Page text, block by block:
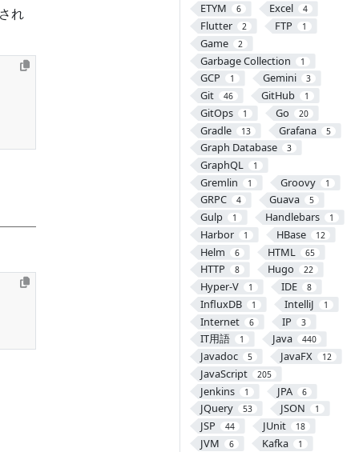
ETYM 6 Excel 4
Flutter 2 FTP 1
Game 2
Garbage Collection 1
GCP 1 Gemini 3
Git 46 GitHub 1
GitOps 1 Go 20
Gradle 13 Grafana 5
Graph Database 3
GraphQL 1
Gremlin 1 Groovy 1
GRPC 4 Guava 5
Gulp 1 Handlebars 1
Harbor 1 HBase 12
Helm 6 HTML 65
HTTP 8 Hugo 22
Hyper-V 1 IDE 8
InfluxDB 1 IntelliJ 1
Internet 6 IP 3
IT用語 1 Java 440
Javadoc 5 JavaFX 12
JavaScript 205
Jenkins 1 JPA 6
JQuery 53 JSON 1
JSP 44 JUnit 18
JVM 6 Kafka 1
れ